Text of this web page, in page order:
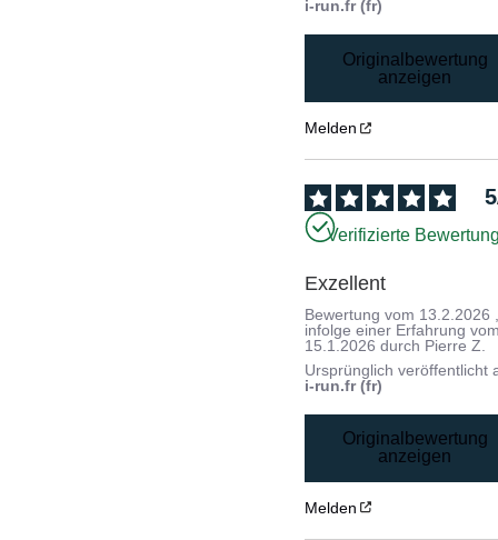
i-run.fr (fr)
Originalbewertung
anzeigen
Melden
5
Verifizierte
Exzellent
Bewertung vom 13.2.2026
infolge einer Erfahrung
15.1.2026 durch Pierre Z.
Ursprünglich veröffentlicht
i-run.fr (fr)
Originalbewertung
anzeigen
Melden